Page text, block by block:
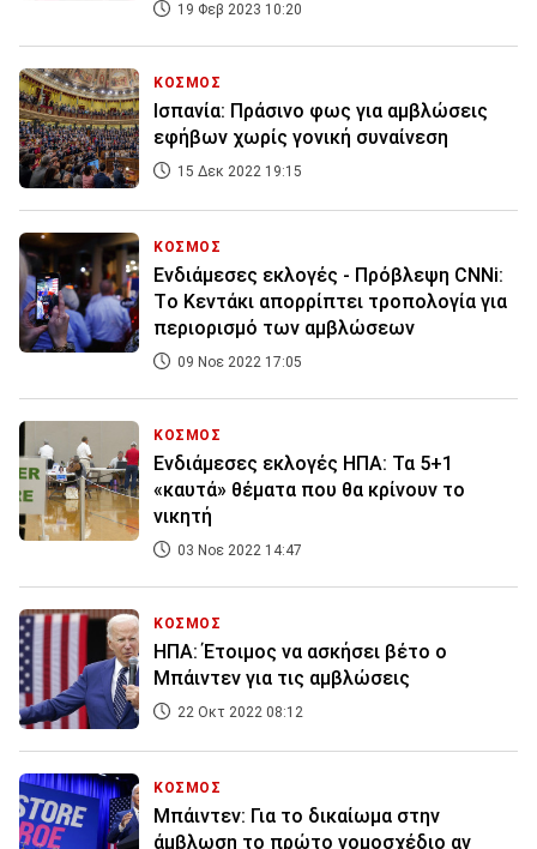
19 Φεβ 2023 10:20
ΚΟΣΜΟΣ
Ισπανία: Πράσινο φως για αμβλώσεις
εφήβων χωρίς γονική συναίνεση
15 Δεκ 2022 19:15
ΚΟΣΜΟΣ
Ενδιάμεσες εκλογές - Πρόβλεψη CNNi:
Tο Κεντάκι απορρίπτει τροπολογία για
περιορισμό των αμβλώσεων
09 Νοε 2022 17:05
ΚΟΣΜΟΣ
Ενδιάμεσες εκλογές ΗΠΑ: Τα 5+1
«καυτά» θέματα που θα κρίνουν το
νικητή
03 Νοε 2022 14:47
ΚΟΣΜΟΣ
ΗΠΑ: Έτοιμος να ασκήσει βέτο ο
Μπάιντεν για τις αμβλώσεις
22 Οκτ 2022 08:12
ΚΟΣΜΟΣ
Μπάιντεν: Για το δικαίωμα στην
άμβλωση το πρώτο νομοσχέδιο αν